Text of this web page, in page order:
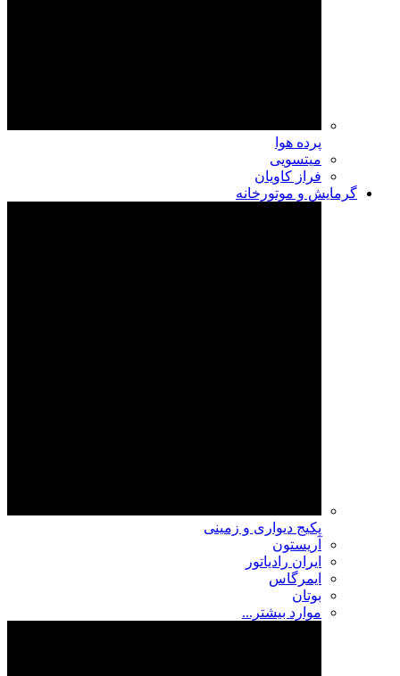
پرده هوا
میتسویی
فراز کاویان
گرمایش و موتورخانه
پکیج دیواری و زمینی
آریستون
ایران رادیاتور
ایمرگاس
بوتان
موارد بیشتر...